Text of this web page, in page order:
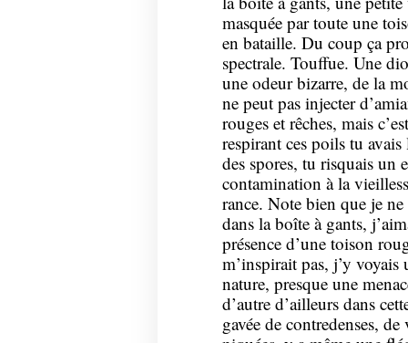
masquée par toute une
en bataille. Du coup ça
spectrale. Touffue. Une
une odeur bizarre, de la
ne peut pas injecter
rouges et rêches, mais
respirant ces poils tu
des spores, tu risquais un
contamination à la
rance. Note bien que je ne
dans la boîte à gants,
présence d’une toison
m’inspirait pas, j’y
nature, presque une
d’autre d’ailleurs dans
gavée de contredenses,